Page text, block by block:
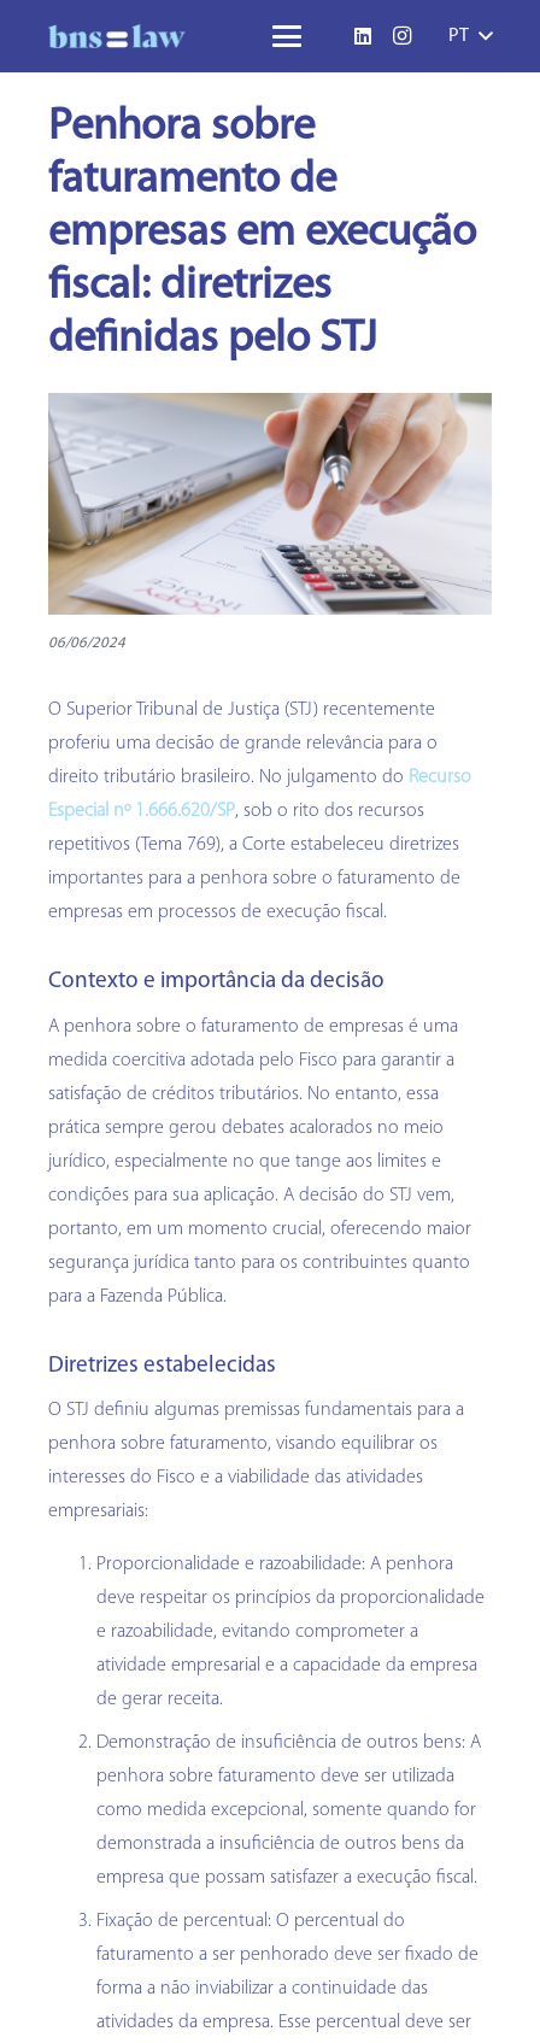
PT
Penhora sobre
faturamento de
empresas em execução
fiscal: diretrizes
definidas pelo STJ
06/06/2024
O Superior Tribunal de Justiça (STJ) recentemente
proferiu uma decisão de grande relevância para o
direito tributário brasileiro. No julgamento do Recurso
Especial nº 1.666.620/SP, sob o rito dos recursos
repetitivos (Tema 769), a Corte estabeleceu diretrizes
importantes para a penhora sobre o faturamento de
empresas em processos de execução fiscal.
Contexto e importância da decisão
A penhora sobre o faturamento de empresas é uma
medida coercitiva adotada pelo Fisco para garantir a
satisfação de créditos tributários. No entanto, essa
prática sempre gerou debates acalorados no meio
jurídico, especialmente no que tange aos limites e
condições para sua aplicação. A decisão do STJ vem,
portanto, em um momento crucial, oferecendo maior
segurança jurídica tanto para os contribuintes quanto
para a Fazenda Pública.
Diretrizes estabelecidas
O STJ definiu algumas premissas fundamentais para a
penhora sobre faturamento, visando equilibrar os
interesses do Fisco e a viabilidade das atividades
empresariais:
Proporcionalidade e razoabilidade: A penhora
deve respeitar os princípios da proporcionalidade
e razoabilidade, evitando comprometer a
atividade empresarial e a capacidade da empresa
de gerar receita.
Demonstração de insuficiência de outros bens: A
penhora sobre faturamento deve ser utilizada
como medida excepcional, somente quando for
demonstrada a insuficiência de outros bens da
empresa que possam satisfazer a execução fiscal.
Fixação de percentual: O percentual do
faturamento a ser penhorado deve ser fixado de
forma a não inviabilizar a continuidade das
atividades da empresa. Esse percentual deve ser